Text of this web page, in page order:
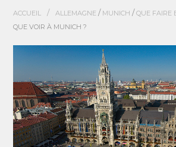
ACCUEIL / ALLEMAGNE / MUNICH /QUE FAIRE
QUE VOIR À MUNICH ?